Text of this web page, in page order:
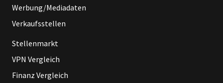
Werbung/Mediadaten
Verkaufsstellen
Stellenmarkt
VPN Vergleich
Finanz Vergleich